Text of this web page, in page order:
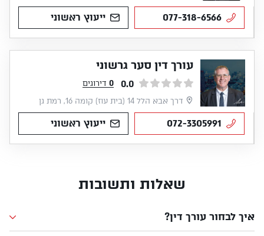
077-318-6566 ייעוץ ראשוני
עורך דין סער גרשוני
0.0
0 דירוגים
דרך אבא הלל 14 (בית עוז) קומה 16, רמת גן
072-3305991 ייעוץ ראשוני
שאלות ותשובות
איך לבחור עורך דין?